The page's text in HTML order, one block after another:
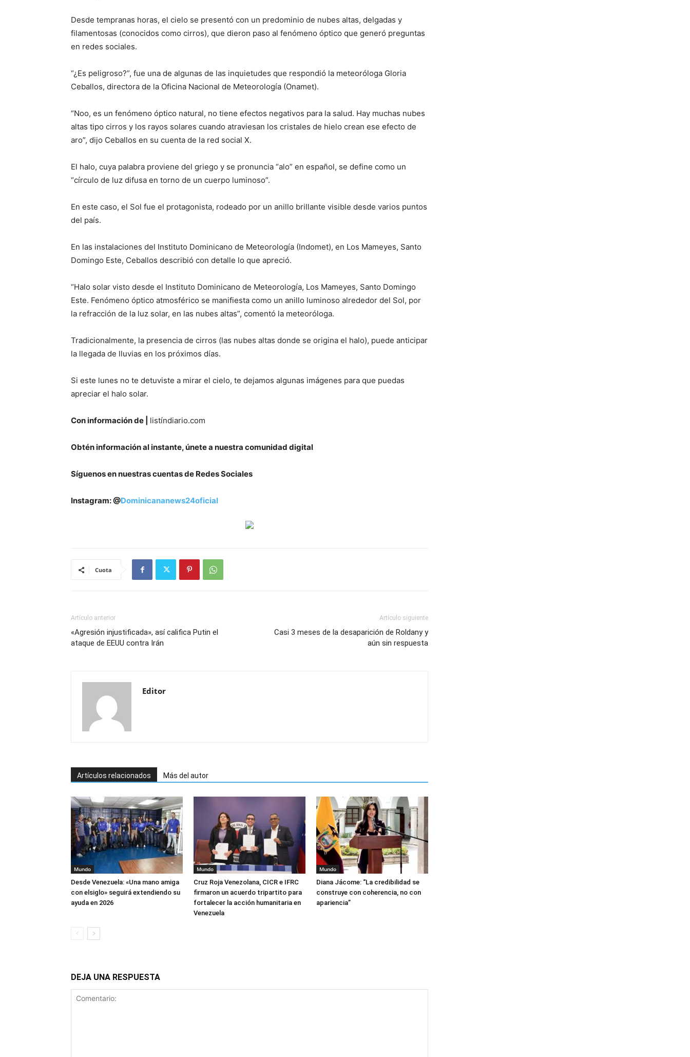
Desde tempranas horas, el cielo se presentó con un predominio de nubes altas, delgadas y
filamentosas (conocidos como cirros), que dieron paso al fenómeno óptico que generó preguntas
en redes sociales.
“¿Es peligroso?”, fue una de algunas de las inquietudes que respondió la meteoróloga Gloria
Ceballos, directora de la Oficina Nacional de Meteorología (Onamet).
“Noo, es un fenómeno óptico natural, no tiene efectos negativos para la salud. Hay muchas nubes
altas tipo cirros y los rayos solares cuando atraviesan los cristales de hielo crean ese efecto de
aro”, dijo Ceballos en su cuenta de la red social X.
El halo, cuya palabra proviene del griego y se pronuncia “alo” en español, se define como un
“círculo de luz difusa en torno de un cuerpo luminoso”.
En este caso, el Sol fue el protagonista, rodeado por un anillo brillante visible desde varios puntos
del país.
En las instalaciones del Instituto Dominicano de Meteorología (Indomet), en Los Mameyes, Santo
Domingo Este, Ceballos describió con detalle lo que apreció.
“Halo solar visto desde el Instituto Dominicano de Meteorología, Los Mameyes, Santo Domingo
Este. Fenómeno óptico atmosférico se manifiesta como un anillo luminoso alrededor del Sol, por
la refracción de la luz solar, en las nubes altas”, comentó la meteoróloga.
Tradicionalmente, la presencia de cirros (las nubes altas donde se origina el halo), puede anticipar
la llegada de lluvias en los próximos días.
Si este lunes no te detuviste a mirar el cielo, te dejamos algunas imágenes para que puedas
apreciar el halo solar.
Con información de | listíndiario.com
Obtén información al instante, únete a nuestra comunidad digital
Síguenos en nuestras cuentas de Redes Sociales
Instagram: @Dominicananews24oficial
Cuota
Artículo anterior
«Agresión injustificada», así califica Putin el
ataque de EEUU contra Irán
Artículo siguiente
Casi 3 meses de la desaparición de Roldany y
aún sin respuesta
Editor
Artículos relacionados Más del autor
Mundo
Desde Venezuela: «Una mano amiga
con elsiglo» seguirá extendiendo su
ayuda en 2026
Mundo
Cruz Roja Venezolana, CICR e IFRC
firmaron un acuerdo tripartito para
fortalecer la acción humanitaria en
Venezuela
Mundo
Diana Jácome: “La credibilidad se
construye con coherencia, no con
apariencia”
DEJA UNA RESPUESTA